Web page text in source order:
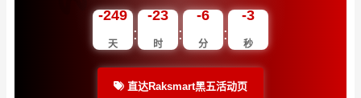
-249
天
:
-23
时
:
-6
分
:
-3
秒
直达Raksmart黑五活动页